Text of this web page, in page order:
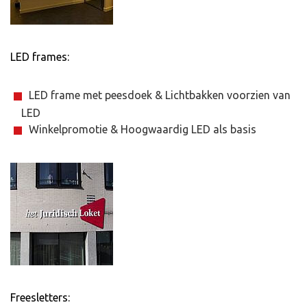
LED frames:
LED frame met peesdoek & Lichtbakken voorzien van
LED
Winkelpromotie & Hoogwaardig LED als basis
Freesletters: